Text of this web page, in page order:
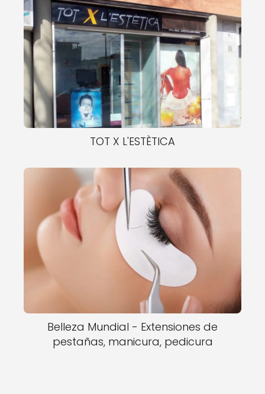
TOT X L'ESTÈTICA
Belleza Mundial - Extensiones de
pestañas, manicura, pedicura